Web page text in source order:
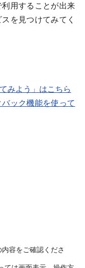
用することが出来
を見つけてみてく
みよう」はこちら
ック機能を使って
容をご確認くださ